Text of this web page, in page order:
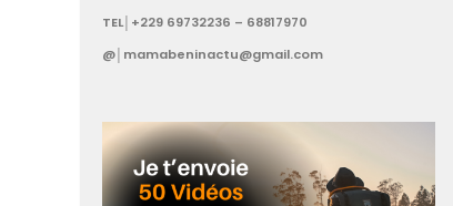
TEL│+229 69732236 – 68817970
@│mamabeninactu@gmail.com